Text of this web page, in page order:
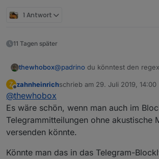
1 Antwort
11 Tagen später
thewhobox@padrino du könntest den
Neustart.
Z
Offline
zahnheinrichschrieb am 29. Juli 2019, 14:00
zuletzt editiert von
@thewhobox
Es wäre schön, wenn man auch im
Telegrammitteilungen ohne akustische
versenden könnte.
Könnte man das in das Telegram-